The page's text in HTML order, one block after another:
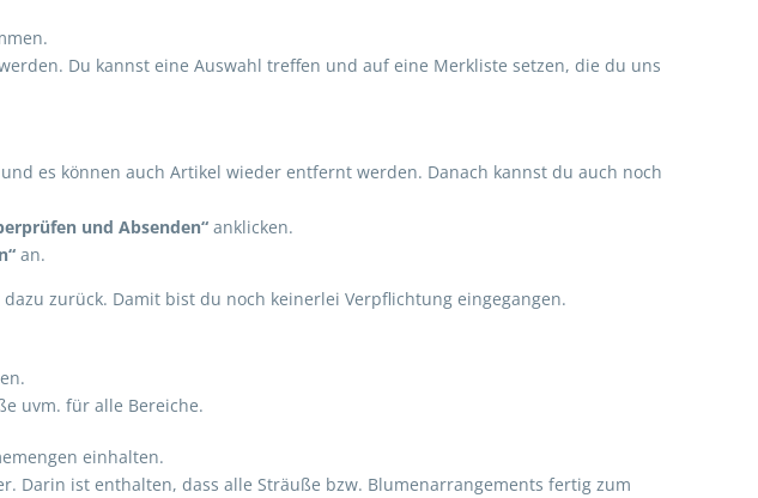
Du kannst eine Auswahl treffen und auf eine Merkliste setzen, die du uns
es können auch Artikel wieder entfernt werden. Danach kannst du auch noch
und Absenden“ anklicken.
an.
zurück. Damit bist du noch keinerlei Verpflichtung eingegangen.
uvm. für alle Bereiche.
einhalten.
Darin ist enthalten, dass alle Sträuße bzw. Blumenarrangements fertig zum